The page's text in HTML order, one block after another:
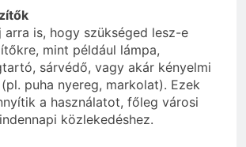
arra is, hogy szükséged lesz-e
mint például lámpa,
sárvédő, vagy akár kényelmi
puha nyereg, markolat). Ezek
a használatot, főleg városi
közlekedéshez.